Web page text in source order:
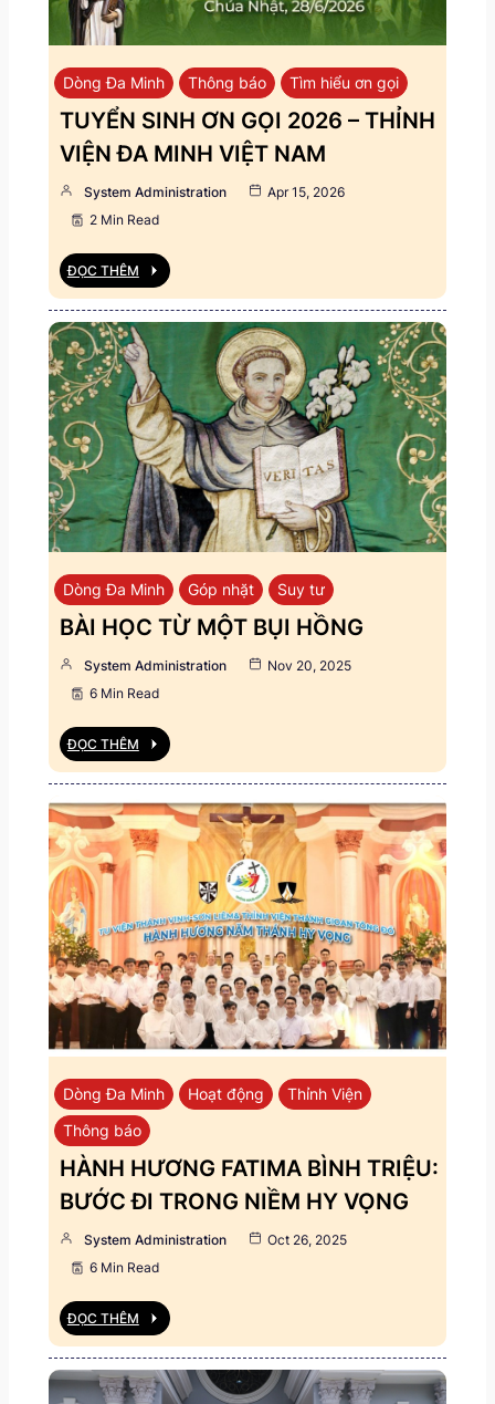
Dòng Đa Minh Thông báo Tìm hiểu ơn gọi
TUYỂN SINH ƠN GỌI 2026 – THỈNH
VIỆN ĐA MINH VIỆT NAM
System Administration
Apr 15, 2026
2 Min Read
ĐỌC THÊM
Dòng Đa Minh Góp nhặt Suy tư
BÀI HỌC TỪ MỘT BỤI HỒNG
System Administration
Nov 20, 2025
6 Min Read
ĐỌC THÊM
Dòng Đa Minh Hoạt động
Thỉnh Viện
Thông báo
HÀNH HƯƠNG FATIMA BÌNH TRIỆU:
BƯỚC ĐI TRONG NIỀM HY VỌNG
System Administration
Oct 26, 2025
6 Min Read
ĐỌC THÊM